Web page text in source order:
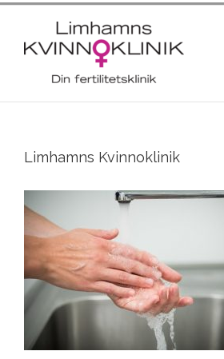
Limhamns Kvinnoklinik